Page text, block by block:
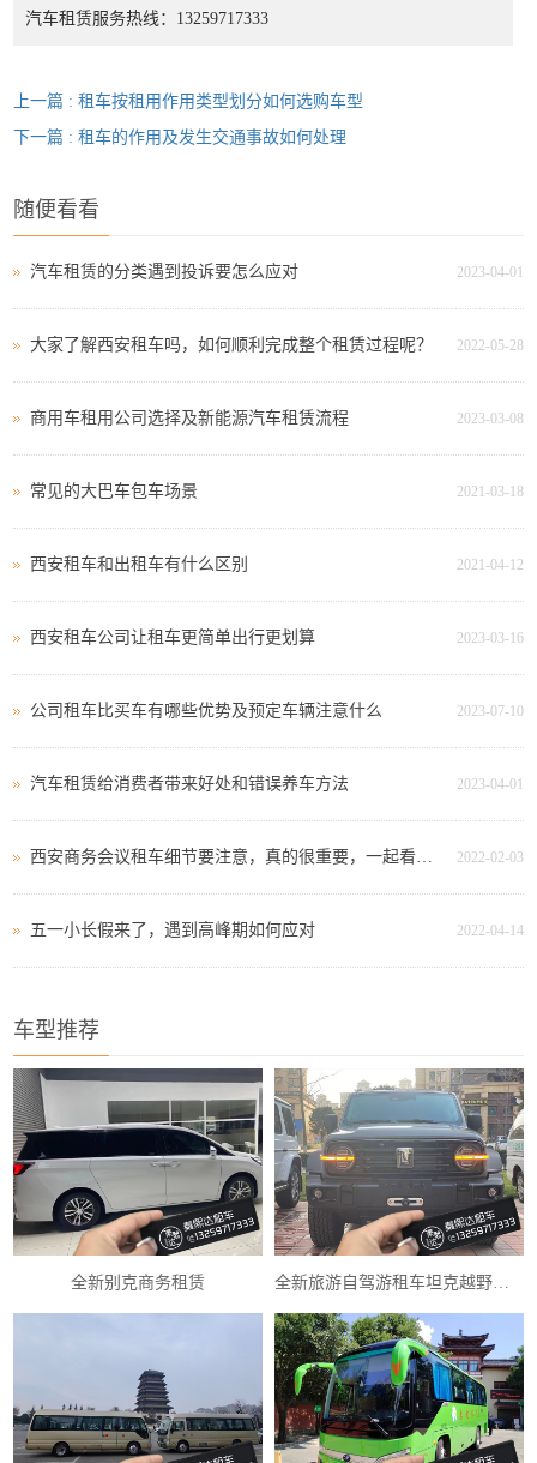
汽车租赁服务热线：13259717333
上一篇 : 租车按租用作用类型划分如何选购车型
下一篇 : 租车的作用及发生交通事故如何处理
随便看看
2023-04-01
汽车租赁的分类遇到投诉要怎么应对
2022-05-28
大家了解西安租车吗，如何顺利完成整个租赁过程呢？
2023-03-08
商用车租用公司选择及新能源汽车租赁流程
2021-03-18
常见的大巴车包车场景
2021-04-12
西安租车和出租车有什么区别
2023-03-16
西安租车公司让租车更简单出行更划算
2023-07-10
公司租车比买车有哪些优势及预定车辆注意什么
2023-04-01
汽车租赁给消费者带来好处和错误养车方法
2022-02-03
西安商务会议租车细节要注意，真的很重要，一起看看吧
2022-04-14
五一小长假来了，遇到高峰期如何应对
车型推荐
全新别克商务租赁 全新旅游自驾游租车坦克越野车租赁